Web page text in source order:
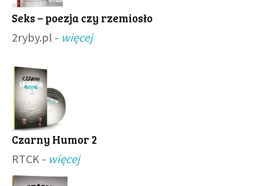
Seks – poezja czy rzemiosło
2ryby.pl - więcej
Czarny Humor 2
RTCK - więcej